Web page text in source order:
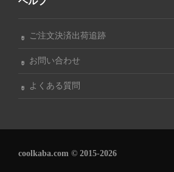
ご注文決済出荷追跡
お問い合わせ
よくある質問
coolkaba.com © 2015-2026